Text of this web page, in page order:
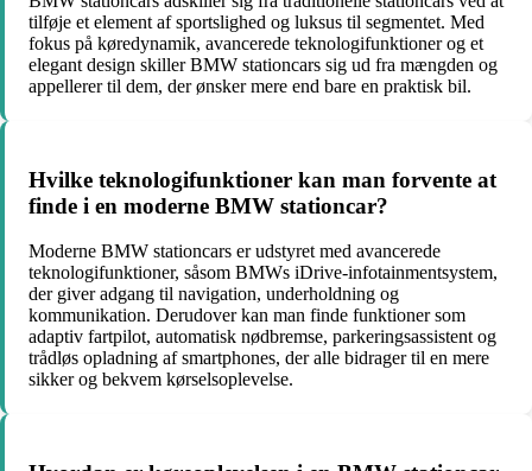
tilføje et element af sportslighed og luksus til segmentet. Med
fokus på køredynamik, avancerede teknologifunktioner og et
elegant design skiller BMW stationcars sig ud fra mængden og
appellerer til dem, der ønsker mere end bare en praktisk bil.
Hvilke teknologifunktioner kan man forvente at
finde i en moderne BMW stationcar?
Moderne BMW stationcars er udstyret med avancerede
teknologifunktioner, såsom BMWs iDrive-infotainmentsystem,
der giver adgang til navigation, underholdning og
kommunikation. Derudover kan man finde funktioner som
adaptiv fartpilot, automatisk nødbremse, parkeringsassistent og
trådløs opladning af smartphones, der alle bidrager til en mere
sikker og bekvem kørselsoplevelse.